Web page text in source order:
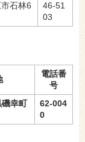
石林6
46-51
03
電話番
号
幸町
62‐004
0